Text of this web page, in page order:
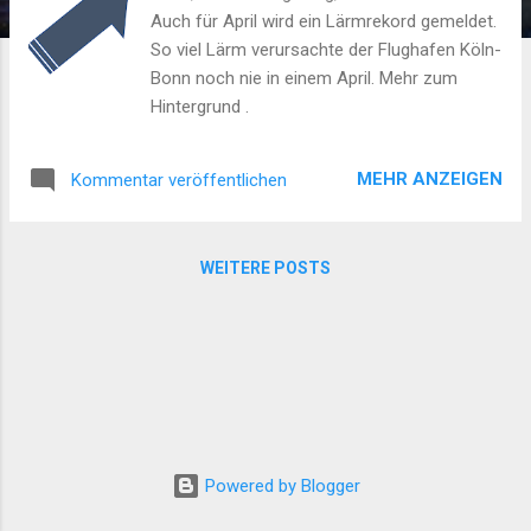
Auch für April wird ein Lärmrekord gemeldet.
So viel Lärm verursachte der Flughafen Köln-
Bonn noch nie in einem April. Mehr zum
Hintergrund .
Kommentar veröffentlichen MEHR ANZEIGEN
WEITERE POSTS
Powered by Blogger